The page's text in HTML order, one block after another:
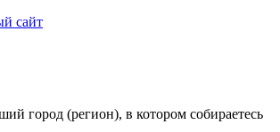
сайт
город (регион), в котором собираетесь